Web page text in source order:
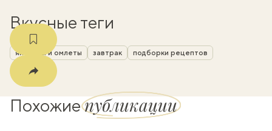
Вкусные теги
яичницы и омлеты завтрак подборки рецептов
Похожиепубликации